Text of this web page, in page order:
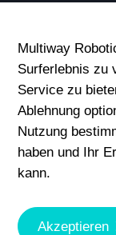
*Fragen oder
Copyright ©
Multiway
Surferlebnis zu
Service zu
Ablehnung
Nutzung
haben und Ihr
kann.
Akzeptieren